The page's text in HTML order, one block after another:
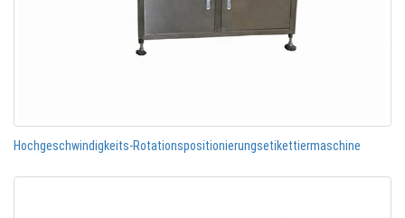
Hochgeschwindigkeits-Rotationspositionierungsetikettiermaschine